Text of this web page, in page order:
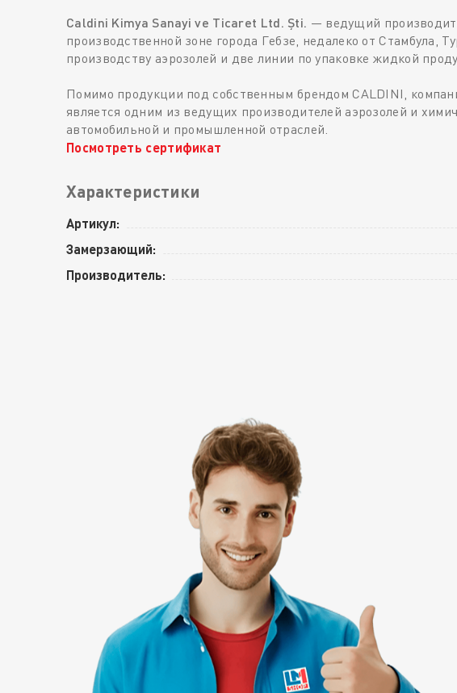
Caldini Kimya Sanayi ve Ticaret Ltd. Şti. — ведущий
производственной зоне города Гебзе, недалеко от
производству аэрозолей и две линии по упаковке жидкой
Помимо продукции под собственным брендом CALDINI,
является одним из ведущих производителей аэрозолей и
автомобильной и промышленной отраслей.
Посмотреть сертификат
Характеристики
Артикул:
Замерзающий:
Производитель: